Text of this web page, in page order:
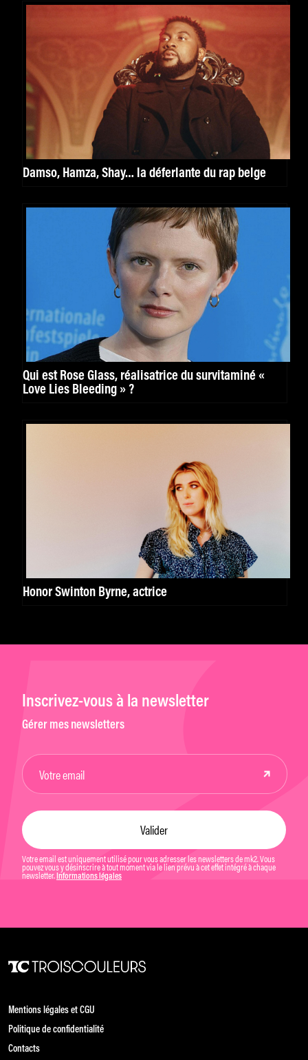
Damso, Hamza, Shay… la déferlante du rap belge
Qui est Rose Glass, réalisatrice du survitaminé «
Love Lies Bleeding » ?
Honor Swinton Byrne, actrice
Inscrivez-vous à la newsletter
Gérer mes newsletters
Votre email est uniquement utilisé pour vous adresser les newsletters de mk2. Vous
pouvez vous y désinscrire à tout moment via le lien prévu à cet effet intégré à chaque
newsletter. Informations légales
Mentions légales et CGU
Politique de confidentialité
Contacts